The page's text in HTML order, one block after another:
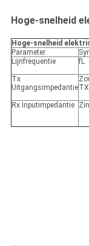
Hoge-snelheid
Hoge-snelheid
Parameter
Lijnfrequentie
fL
Tx
Uitgangsimpedantie
Rx Inputimpedantie